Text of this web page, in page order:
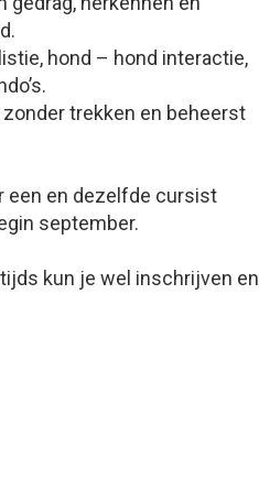
hond – hond interactie,
trekken en beheerst
een en dezelfde cursist
september.
kun je wel inschrijven en